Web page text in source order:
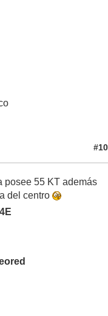
#10
posee 55 KT además
del centro